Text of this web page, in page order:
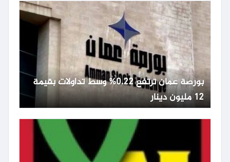
بورصة عمان ترتفع 0.22% وسط تداولات بقيمة
12 مليون دينار